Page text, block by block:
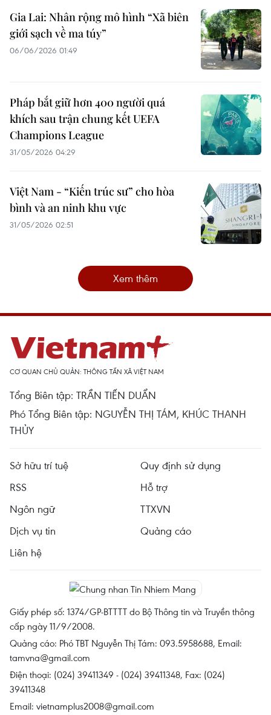
Gia Lai: Nhân rộng mô hình “Xã biên
giới sạch về ma túy”
06/06/2026 01:49
Pháp bắt giữ hơn 400 người quá
khích sau trận chung kết UEFA
Champions League
31/05/2026 04:29
Việt Nam - “Kiến trúc sư” cho hòa
bình và an ninh khu vực
31/05/2026 02:51
Xem thêm
CƠ QUAN CHỦ QUẢN: THÔNG TẤN XÃ VIỆT NAM
Tổng Biên tập: TRẦN TIẾN DUẨN
Phó Tổng Biên tập: NGUYỄN THỊ TÁM, KHÚC THANH
THỦY
Sở hữu trí tuệ
Quy định sử dụng
RSS
Hỗ trợ
Ngôn ngữ
TTXVN
Dịch vụ tin
Quảng cáo
Liên hệ
Giấy phép số: 1374/GP-BTTTT do Bộ Thông tin và Truyền thông
cấp ngày 11/9/2008.
Quảng cáo: Phó TBT Nguyễn Thị Tám: 093.5958688, Email:
tamvna@gmail.com
Điện thoại: (024) 39411349 - (024) 39411348, Fax: (024)
39411348
Email: vietnamplus2008@gmail.com